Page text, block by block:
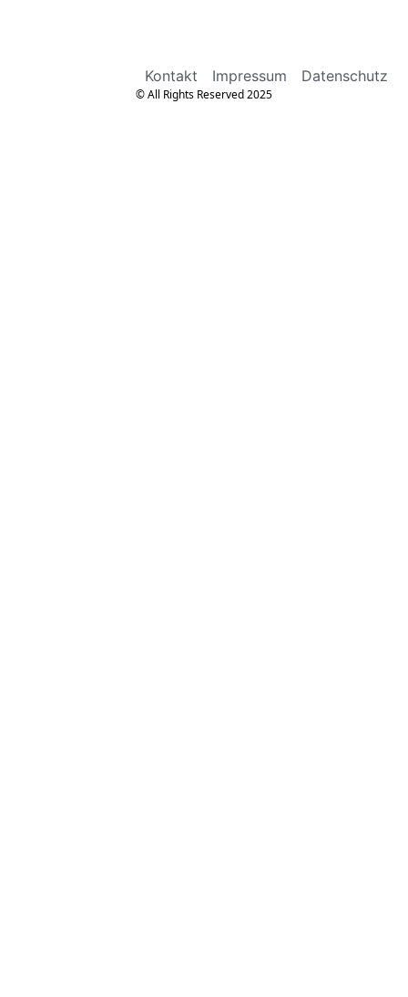
Kontakt Impressum Datenschutz
© All Rights Reserved 2025